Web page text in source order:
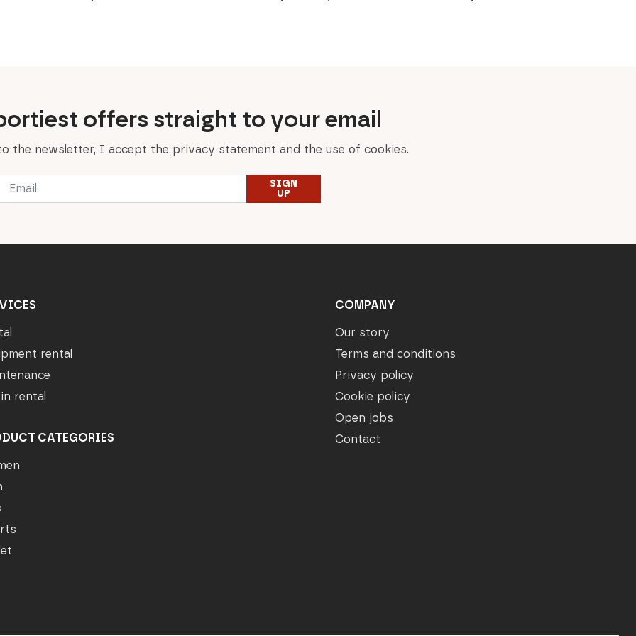
offers straight to your email
the newsletter, I accept the privacy statement and the use of cookies.
SIGN
UP
rental
rental
CATEGORIES
COMPANY
Our story
Terms and conditions
Privacy policy
Cookie policy
Open jobs
Contact